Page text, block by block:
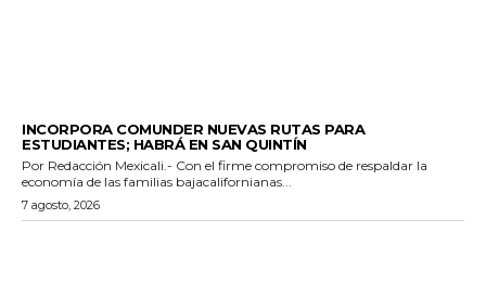
INCORPORA COMUNDER NUEVAS RUTAS PARA
ESTUDIANTES; HABRÁ EN SAN QUINTÍN
Por Redacción Mexicali.- Con el firme compromiso de respaldar la
economía de las familias bajacalifornianas...
7 agosto, 2026